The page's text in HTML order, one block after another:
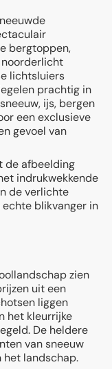
bergtoppen,
lichtsluiers
prachtig in
ijs, bergen
een exclusieve
gevoel van
de afbeelding
indrukwekkende
de verlichte
blikvanger in
zien
uit een
liggen
het kleurrijke
De heldere
van sneeuw
het landschap.